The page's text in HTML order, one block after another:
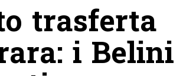
trasferta
i Belini